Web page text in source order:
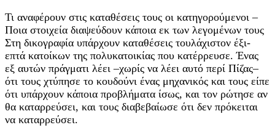
Τι αναφέρουν στις καταθέσεις τους οι κατηγορούμενοι –
Ποια στοιχεία διαψεύδουν κάποια εκ των λεγομένων τους
Στη δικογραφία υπάρχουν καταθέσεις τουλάχιστον έξι-
επτά κατοίκων της πολυκατοικίας που κατέρρευσε. Ένας
εξ αυτών πράγματι λέει –χωρίς να λέει αυτό περί Πίζας–
ότι τους χτύπησε το κουδούνι ένας μηχανικός και τους είπε
ότι υπάρχουν κάποια προβλήματα ίσως, και τον ρώτησε αν
θα καταρρεύσει, και τους διαβεβαίωσε ότι δεν πρόκειται
να καταρρεύσει.